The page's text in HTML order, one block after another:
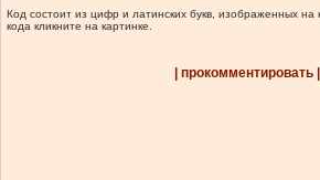
Код состоит из цифр и латинских букв, изображенных на
кода кликните на картинке.
| прокомментировать |